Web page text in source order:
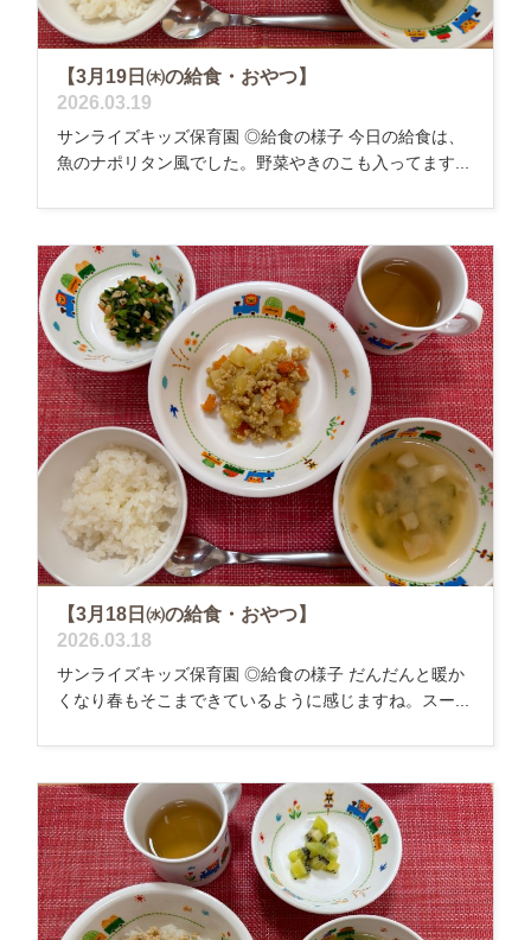
【3月19日㈭の給食・おやつ】
2026.03.19
サンライズキッズ保育園 ◎給食の様子 今日の給食は、
魚のナポリタン風でした。野菜やきのこも入ってます...
【3月18日㈬の給食・おやつ】
2026.03.18
サンライズキッズ保育園 ◎給食の様子 だんだんと暖か
くなり春もそこまできているように感じますね。スー...